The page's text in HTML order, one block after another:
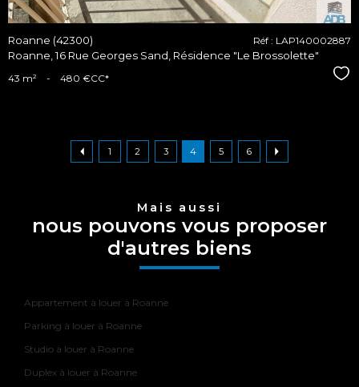
Roanne (42300)
Roanne, 16 Rue Georges Sand, Résidence "Le Brossolette"
Réf : LAP140002887
43 m² - 480 €CC*
1 2 3 4 5 6
Mais aussi
nous pouvons vous proposer
d'autres biens
Appartement à louer à Roanne
Parking à louer à Roanne
Studio à louer à Roanne
Duplex à louer à Roanne